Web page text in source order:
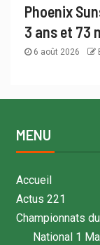
Phoenix
3 ans et 73
6 août 2026
MENU
Accueil
Actus 221
Championnats
National 1